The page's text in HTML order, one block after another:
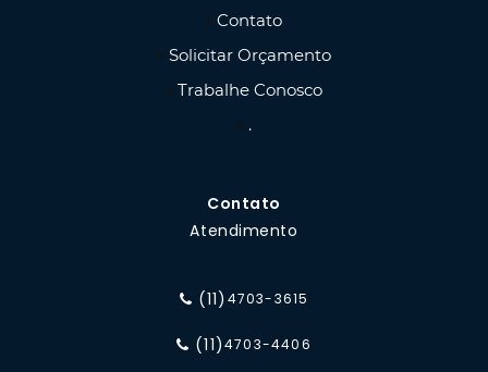
Contato
Solicitar Orçamento
Trabalhe Conosco
.
Contato
Atendimento
(11) 4703-3615
(11)4703-4406